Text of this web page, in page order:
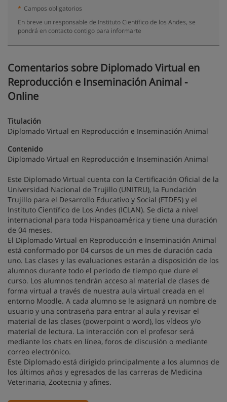
* Campos obligatorios
En breve un responsable de Instituto Científico de los Andes, se
pondrá en contacto contigo para informarte
Comentarios sobre Diplomado Virtual en
Reproducción e Inseminación Animal -
Online
Titulación
Diplomado Virtual en Reproducción e Inseminación Animal
Contenido
Diplomado Virtual en Reproducción e Inseminación Animal
Este Diplomado Virtual cuenta con la Certificación Oficial de la
Universidad Nacional de Trujillo (UNITRU), la Fundación
Trujillo para el Desarrollo Educativo y Social (FTDES) y el
Instituto Científico de Los Andes (ICLAN). Se dicta a nivel
internacional para toda Hispanoamérica y tiene una duración
de 04 meses.
El Diplomado Virtual en Reproducción e Inseminación Animal
está conformado por 04 cursos de un mes de duración cada
uno. Las clases y las evaluaciones estarán a disposición de los
alumnos durante todo el periodo de tiempo que dure el
curso. Los alumnos tendrán acceso al material de clases de
forma virtual a través de nuestra aula virtual creada en el
entorno Moodle. A cada alumno se le asignará un nombre de
usuario y una contraseña para entrar al aula y revisar el
material de las clases (powerpoint o word), los vídeos y/o
material de lectura. La interacción con el profesor será
mediante los chats en línea, foros de discusión o mediante
correo electrónico.
Este Diplomado está dirigido principalmente a los alumnos de
los últimos años y egresados de las carreras de Medicina
Veterinaria, Zootecnia y afines.